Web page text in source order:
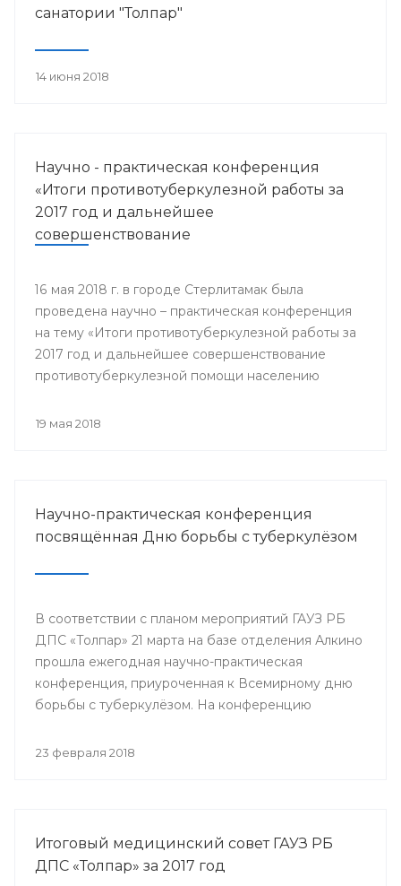
санатории "Толпар"
14 июня 2018
Научно - практическая конференция
«Итоги противотуберкулезной работы за
2017 год и дальнейшее
совершенствование
16 мая 2018 г. в городе Стерлитамак была
проведена научно – практическая конференция
на тему «Итоги противотуберкулезной работы за
2017 год и дальнейшее совершенствование
противотуберкулезной помощи населению
19 мая 2018
Научно-практическая конференция
посвящённая Дню борьбы с туберкулёзом
В соответствии с планом мероприятий ГАУЗ РБ
ДПС «Толпар» 21 марта на базе отделения Алкино
прошла ежегодная научно-практическая
конференция, приуроченная к Всемирному дню
борьбы с туберкулёзом. На конференцию
санатория, а так же почётные гости.
23 февраля 2018
Итоговый медицинский совет ГАУЗ РБ
ДПС «Толпар» за 2017 год